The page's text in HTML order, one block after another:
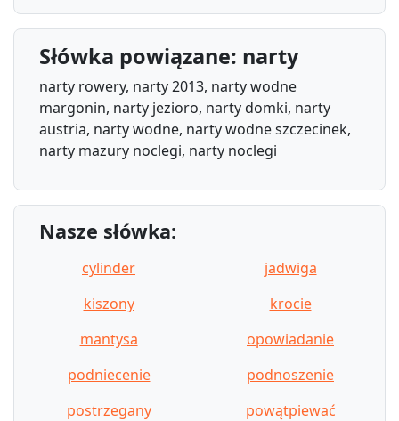
Słówka powiązane: narty
narty rowery, narty 2013, narty wodne
margonin, narty jezioro, narty domki, narty
austria, narty wodne, narty wodne szczecinek,
narty mazury noclegi, narty noclegi
Nasze słówka:
cylinder
jadwiga
kiszony
krocie
mantysa
opowiadanie
podniecenie
podnoszenie
postrzegany
powątpiewać